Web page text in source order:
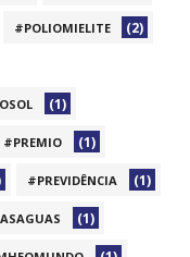
#POLIOMIELITE (2)
(1)
#PREMIO (1)
#PREVIDÊNCIA (1)
(1)